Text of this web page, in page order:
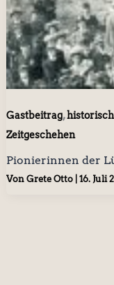
Gastbeitrag,
Zeitgeschehen
Pionierinnen der
Von Grete Otto 16. Juli